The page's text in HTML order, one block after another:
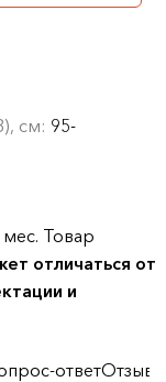
см: 95-
Товар
отличаться от
и
ответОтзывы